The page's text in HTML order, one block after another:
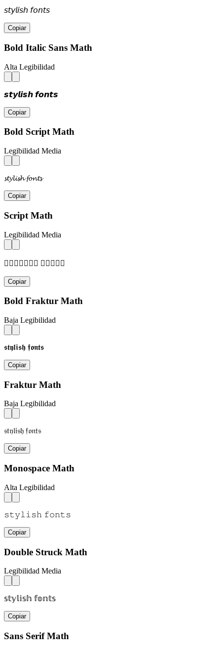
𝘴𝘵𝘺𝘭𝘪𝘴𝘩 𝘧𝘰𝘯𝘵𝘴
Copiar
Bold Italic Sans Math
Alta Legibilidad
𝙨𝙩𝙮𝙡𝙞𝙨𝙝 𝙛𝙤𝙣𝙩𝙨
Copiar
Bold Script Math
Legibilidad Media
𝓼𝓽𝔂𝓵𝓲𝓼𝓱 𝓯𝓸𝓷𝓽𝓼
Copiar
Script Math
Legibilidad Media
𝓈𝓉𝓎𝓁𝒾𝓈𝒽 𝒻𝓄𝓃𝓉𝓈
Copiar
Bold Fraktur Math
Baja Legibilidad
𝖘𝖙𝖞𝖑𝖎𝖘𝖍 𝖋𝖔𝖓𝖙𝖘
Copiar
Fraktur Math
Baja Legibilidad
𝔰𝔱𝔶𝔩𝔦𝔰𝔥 𝔣𝔬𝔫𝔱𝔰
Copiar
Monospace Math
Alta Legibilidad
𝚜𝚝𝚢𝚕𝚒𝚜𝚑 𝚏𝚘𝚗𝚝𝚜
Copiar
Double Struck Math
Legibilidad Media
𝕤𝕥𝕪𝕝𝕚𝕤𝕙 𝕗𝕠𝕟𝕥𝕤
Copiar
Sans Serif Math